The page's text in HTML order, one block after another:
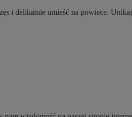
i delikatnie umieść na powiece.